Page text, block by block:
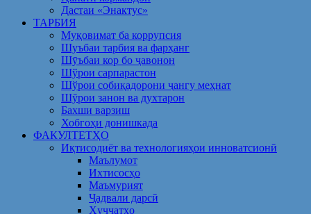
Дастаи «Энактус»
ТАРБИЯ
Муқовимат ба коррупсия
Шуъбаи тарбия ва фарҳанг
Шӯъбаи кор бо ҷавонон
Шўрои сарпарастон
Шўрои собиқадорони ҷангу меҳнат
Шӯрои занон ва духтарон
Бахши варзиш
Хобгоҳи донишкада
ФАКУЛТЕТҲО
Иқтисодиёт ва технологияҳои инноватсионӣ
Маълумот
Ихтисосҳо
Маъмурият
Ҷадвали дарсӣ
Ҳуҷҷатҳо